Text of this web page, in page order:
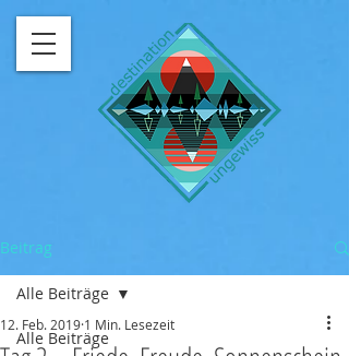
Beitrag
Alle Beiträge
Alle Beiträge
12. Feb. 2019 1 Min. Lesezeit